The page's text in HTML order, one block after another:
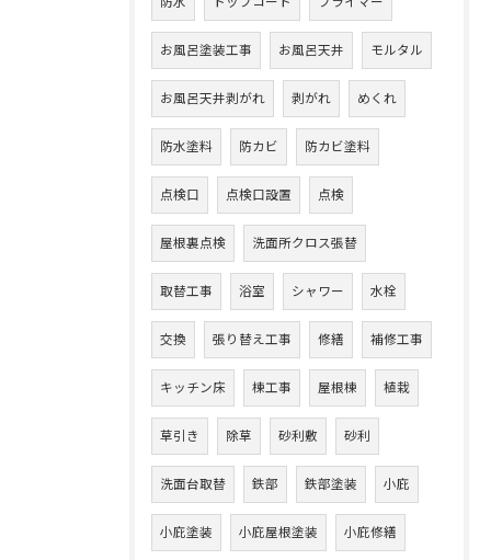
お風呂塗装工事 お風呂天井 モルタル
お風呂天井剥がれ 剥がれ めくれ
防水塗料 防カビ 防カビ塗料
点検口 点検口設置 点検
屋根裏点検 洗面所クロス張替
取替工事 浴室 シャワー 水栓
交換 張り替え工事 修繕 補修工事
キッチン床 棟工事 屋根棟 植栽
草引き 除草 砂利敷 砂利
洗面台取替 鉄部 鉄部塗装 小庇
小庇塗装 小庇屋根塗装 小庇修繕